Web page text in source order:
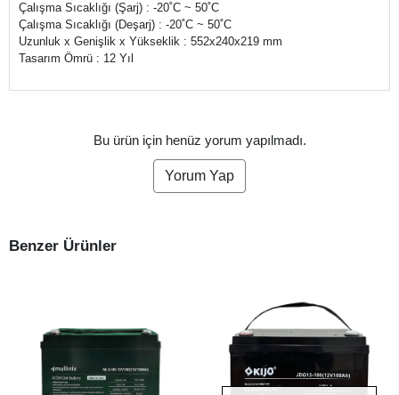
Çalışma Sıcaklığı (Şarj) : -20˚C ~ 50˚C
Çalışma Sıcaklığı (Deşarj) : -20˚C ~ 50˚C
Uzunluk x Genişlik x Yükseklik : 552x240x219 mm
Tasarım Ömrü : 12 Yıl
Bu ürün için henüz yorum yapılmadı.
Yorum Yap
Benzer Ürünler